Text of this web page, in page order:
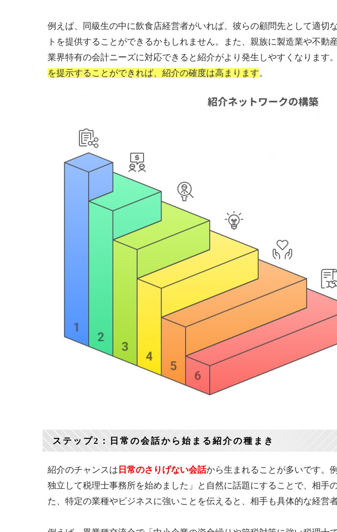
例えば、同級生の中に飲食店経営者がいれば、彼らの顧問先として適切
トを提供することができるかもしれません。また、親族に製造業や不動
業界特有の会計ニーズに対応できると紹介がより発生しやすくなります。
を提示することができれば、紹介の確度は高まります。
ステップ2：日常の会話から始まる紹介の種まき
紹介のチャンスは 日常のさりげない会話から生まれることが多いです。
独立して税理士事務所を始めました」と自然に話題にすることで、相手
た、特定の業種やビジネスに強いことを伝えると、相手も具体的な経営